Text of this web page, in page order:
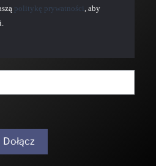
politykę prywatności , aby
Dołącz